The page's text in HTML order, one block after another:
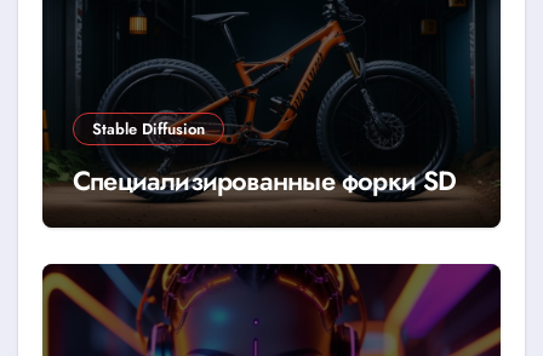
Stable Diffusion
Специализированные форки SD